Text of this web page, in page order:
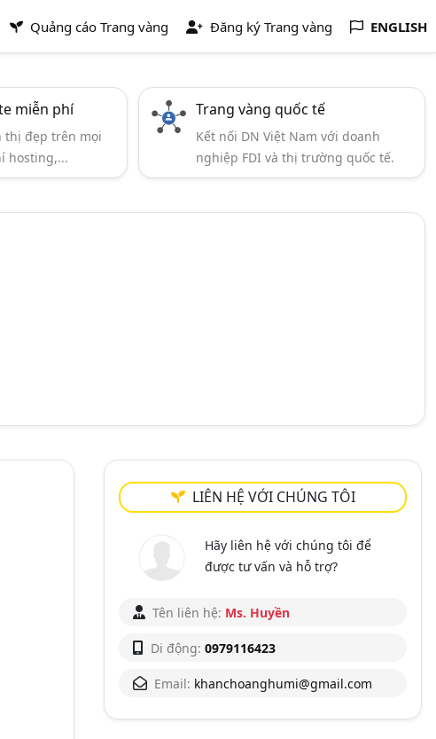
Quảng cáo Trang vàng Đăng ký Trang vàng ENGLISH
miễn phí
thị đẹp trên mọi
hosting,...
Trang vàng quốc tế
Kết nối DN Việt Nam với doanh
nghiệp FDI và thị trường quốc tế.
LIÊN HỆ VỚI CHÚNG TÔI
Hãy liên hệ với chúng tôi để
được tư vấn và hỗ trợ?
Tên liên hệ: Ms. Huyền
Di động: 0979116423
Email: khanchoanghumi@gmail.com